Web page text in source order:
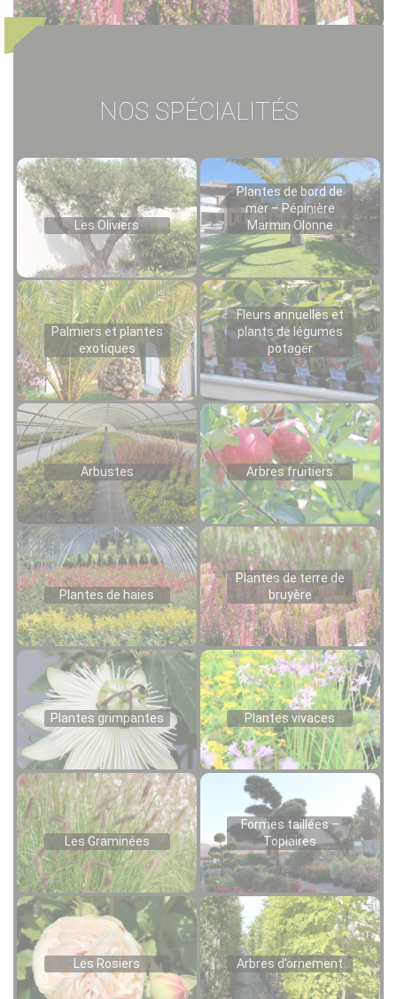
NOS SPÉCIALITÉS
Les Oliviers
Plantes de bord de
mer – Pépinière
Marmin Olonne
Palmiers et plantes
exotiques
Fleurs annuelles et
plants de légumes
potager
Arbustes Arbres fruitiers
Plantes de haies
Plantes de terre de
bruyère
Plantes grimpantes Plantes vivaces
Les Graminées
Formes taillées –
Topiaires
Les Rosiers Arbres d’ornement